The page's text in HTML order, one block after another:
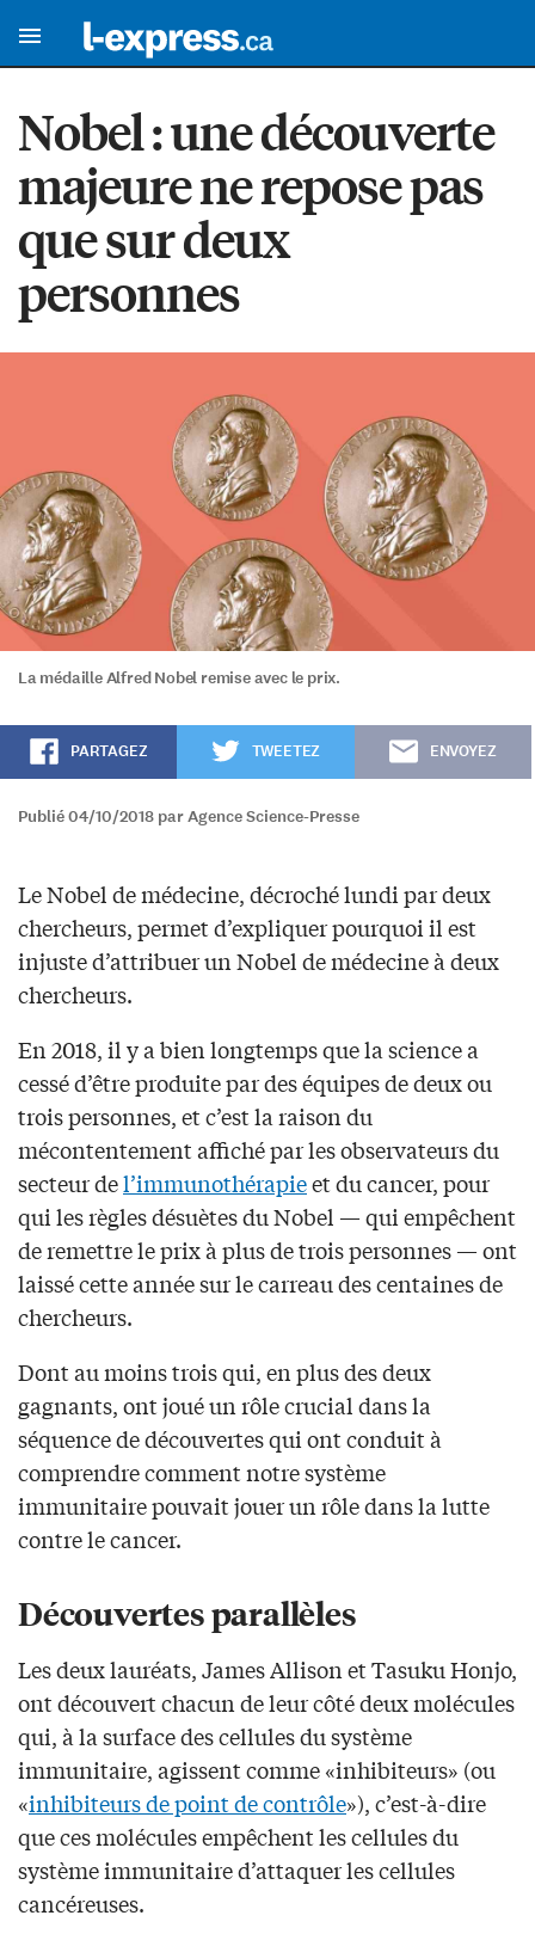
Nobel : une découverte
majeure ne repose pas
que sur deux
personnes
La médaille Alfred Nobel remise avec le prix.
PARTAGEZ TWEETEZ ENVOYEZ
Publié 04/10/2018 par Agence Science-Presse
Le Nobel de médecine, décroché lundi par deux
chercheurs, permet d’expliquer pourquoi il est
injuste d’attribuer un Nobel de médecine à deux
chercheurs.
En 2018, il y a bien longtemps que la science a
cessé d’être produite par des équipes de deux ou
trois personnes, et c’est la raison du
mécontentement affiché par les observateurs du
secteur del’immunothérapieet du cancer, pour
qui les règles désuètes du Nobel — qui empêchent
de remettre le prix à plus de trois personnes — ont
laissé cette année sur le carreau des centaines de
chercheurs.
Dont au moins trois qui, en plus des deux
gagnants, ont joué un rôle crucial dans la
séquence de découvertes qui ont conduit à
comprendre comment notre système
immunitaire pouvait jouer un rôle dans la lutte
contre le cancer.
Découvertes parallèles
Les deux lauréats, James Allison et Tasuku Honjo,
ont découvert chacun de leur côté deux molécules
qui, à la surface des cellules du système
immunitaire, agissent comme «inhibiteurs» (ou
«inhibiteurs de point de contrôle»), c’est-à-dire
que ces molécules empêchent les cellules du
système immunitaire d’attaquer les cellules
cancéreuses.